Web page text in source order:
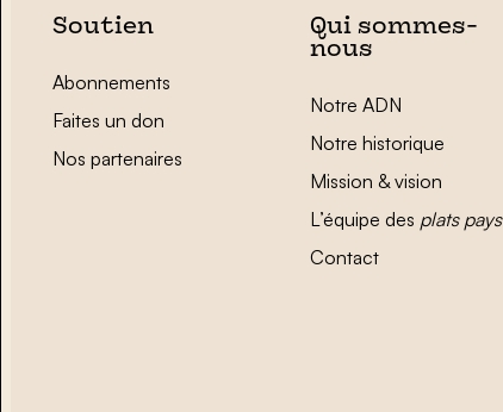
Soutien
Abonnements
Faites un don
Nos partenaires
Qui sommes-
nous
Notre ADN
Notre historique
Mission & vision
L’équipe des plats pays
Contact